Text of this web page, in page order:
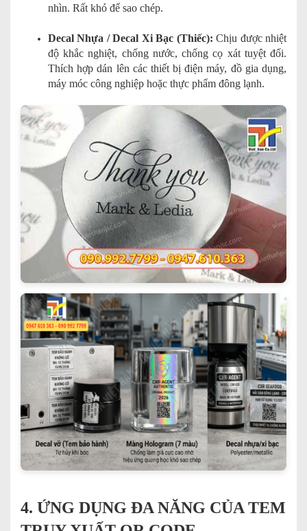
nhìn. Rất khó để sao chép.
Decal Nhựa / Decal Xi Bạc (Thiếc): Chịu được nhiệt
độ khắc nghiệt, chống nước, chống cọ xát tuyệt đối.
Thích hợp dán lên các thiết bị điện máy, đồ gia dụng,
máy móc công nghiệp hoặc thực phẩm đông lạnh.
4. ỨNG DỤNG ĐA NĂNG CỦA TEM